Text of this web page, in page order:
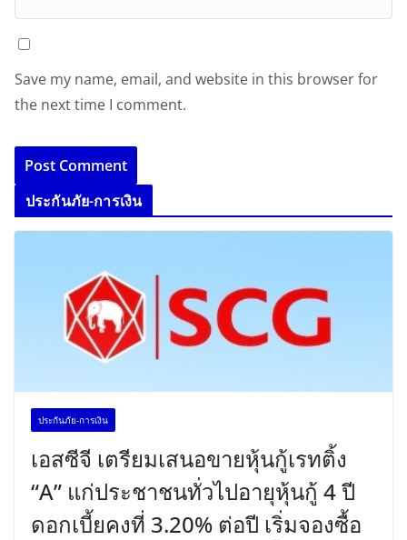
Save my name, email, and website in this browser for
the next time I comment.
ประกันภัย-การเงิน
ประกันภัย-การเงิน
เอสซีจี เตรียมเสนอขายหุ้นกู้เรทติ้ง
“A” แก่ประชาชนทั่วไปอายุหุ้นกู้ 4 ปี
ดอกเบี้ยคงที่ 3.20% ต่อปี เริ่มจองซื้อ